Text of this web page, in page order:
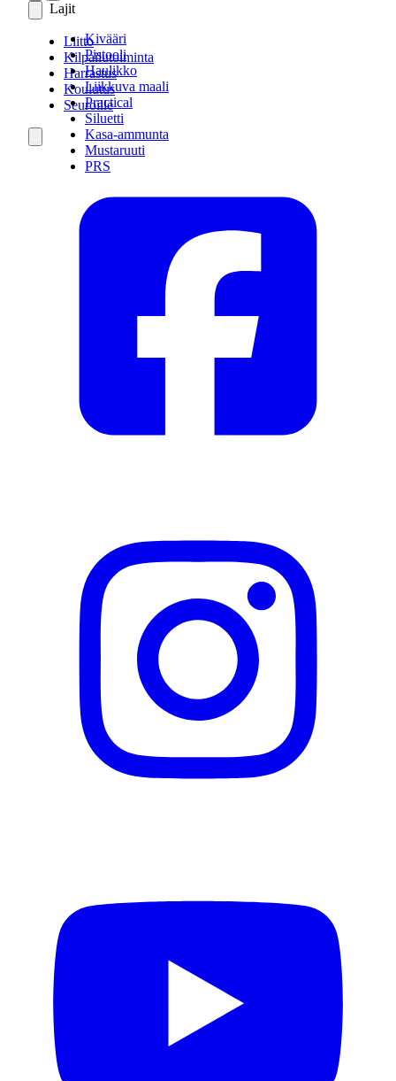
Lajit
Kivääri
Pistooli
Haulikko
Liikkuva maali
Practical
Siluetti
Kasa-ammunta
Mustaruuti
PRS
Liitto
Kilpailutoiminta
Harrastus
Koulutus
Seuroille